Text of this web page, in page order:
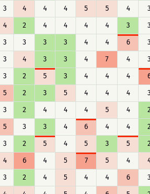
3 4 4 4 5 5 4
4 2 4 4 4 4 3
3 3 3 3 4 4 6
3 4 3 3 4 7 4
3 2 5 3 4 4 4
5 2 3 5 4 4 4
3 2 4 4 4 5 4
5 3 3 4 6 4 4
3 2 5 4 5 3 5
4 6 4 5 7 5 4
3 2 4 5 4 4 6